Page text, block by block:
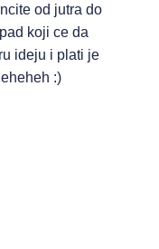
od jutra do
koji ce da
ideju i plati je
:)